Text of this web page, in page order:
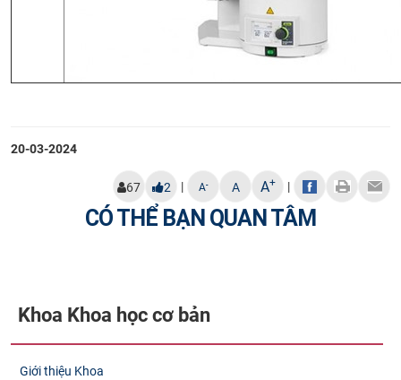
20-03-2024
67 2 | A- A A+ |
CÓ THỂ BẠN QUAN TÂM
Khoa Khoa học cơ bản
Giới thiệu Khoa